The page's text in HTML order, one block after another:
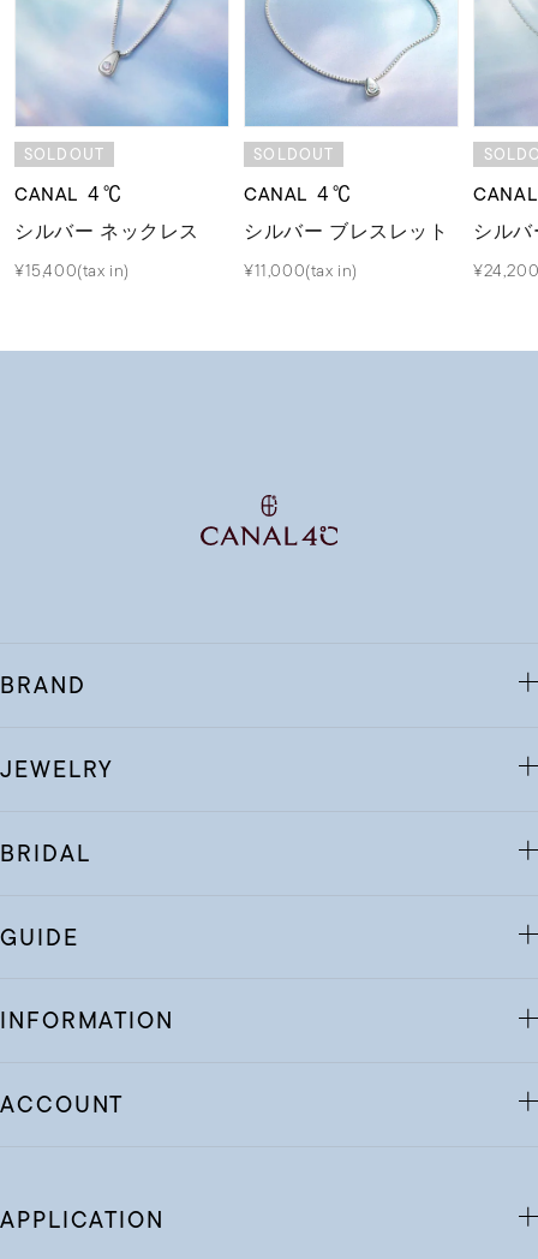
SOLDOUT
CANAL ４℃
シルバー ネックレス
¥15,400(tax in)
SOLDOUT
CANAL ４℃
シルバー ブレスレット
¥11,000(tax in)
シル
BRAND
JEWELRY
BRIDAL
GUIDE
INFORMATION
ACCOUNT
APPLICATION